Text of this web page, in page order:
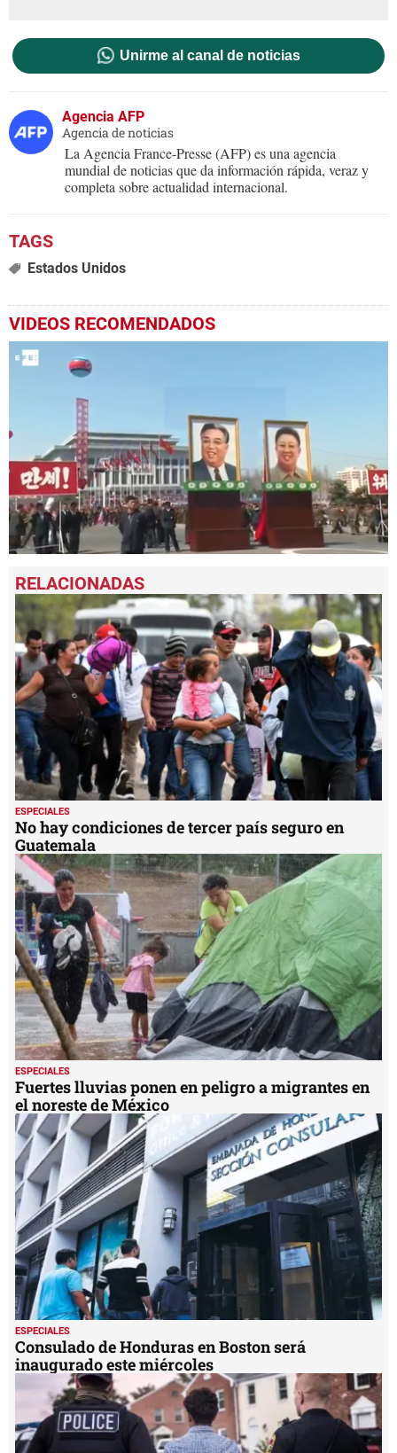
Unirme al canal de noticias
Agencia AFP
Agencia de noticias
La Agencia France-Presse (AFP) es una agencia
mundial de noticias que da información rápida, veraz y
completa sobre actualidad internacional.
Estados Unidos
VIDEOS RECOMENDADOS
seconds
of
minute,
18
seconds
ESPECIALES
No hay condiciones de tercer país seguro en
Guatemala
ESPECIALES
Fuertes lluvias ponen en peligro a migrantes en
el noreste de México
ESPECIALES
Consulado de Honduras en Boston será
inaugurado este miércoles